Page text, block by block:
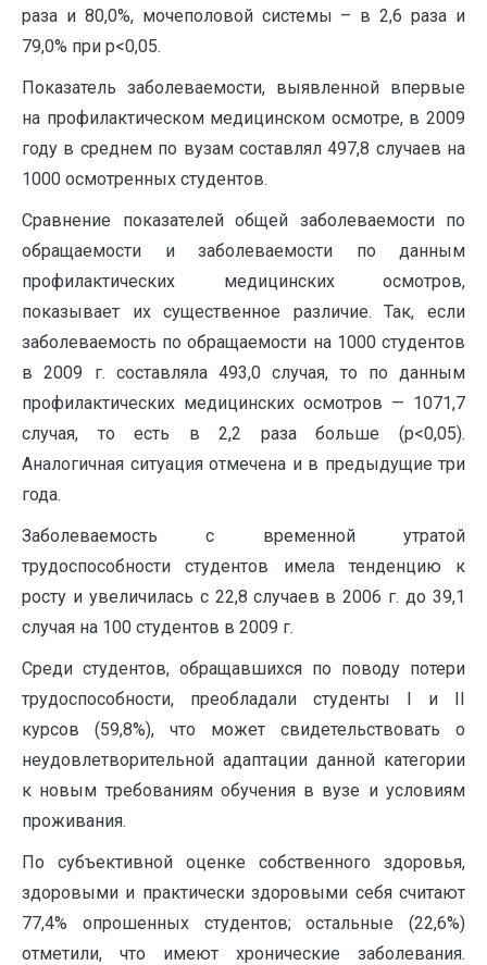
раза и 80,0%, мочеполовой системы – в 2,6 раза и
79,0% при р<0,05.
Показатель заболеваемости, выявленной впервые
на профилактическом медицинском осмотре, в 2009
году в среднем по вузам составлял 497,8 случаев на
1000 осмотренных студентов.
Сравнение показателей общей заболеваемости по
обращаемости и заболеваемости по данным
профилактических медицинских осмотров,
показывает их существенное различие. Так, если
заболеваемость по обращаемости на 1000 студентов
в 2009 г. составляла 493,0 случая, то по данным
профилактических медицинских осмотров — 1071,7
случая, то есть в 2,2 раза больше (p<0,05).
Аналогичная ситуация отмечена и в предыдущие три
года.
Заболеваемость с временной утратой
трудоспособности студентов имела тенденцию к
росту и увеличилась с 22,8 случаев в 2006 г. до 39,1
случая на 100 студентов в 2009 г.
Среди студентов, обращавшихся по поводу потери
трудоспособности, преобладали студенты I и II
курсов (59,8%), что может свидетельствовать о
неудовлетворительной адаптации данной категории
к новым требованиям обучения в вузе и условиям
проживания.
По субъективной оценке собственного здоровья,
здоровыми и практически здоровыми себя считают
77,4% опрошенных студентов; остальные (22,6%)
отметили, что имеют хронические заболевания.